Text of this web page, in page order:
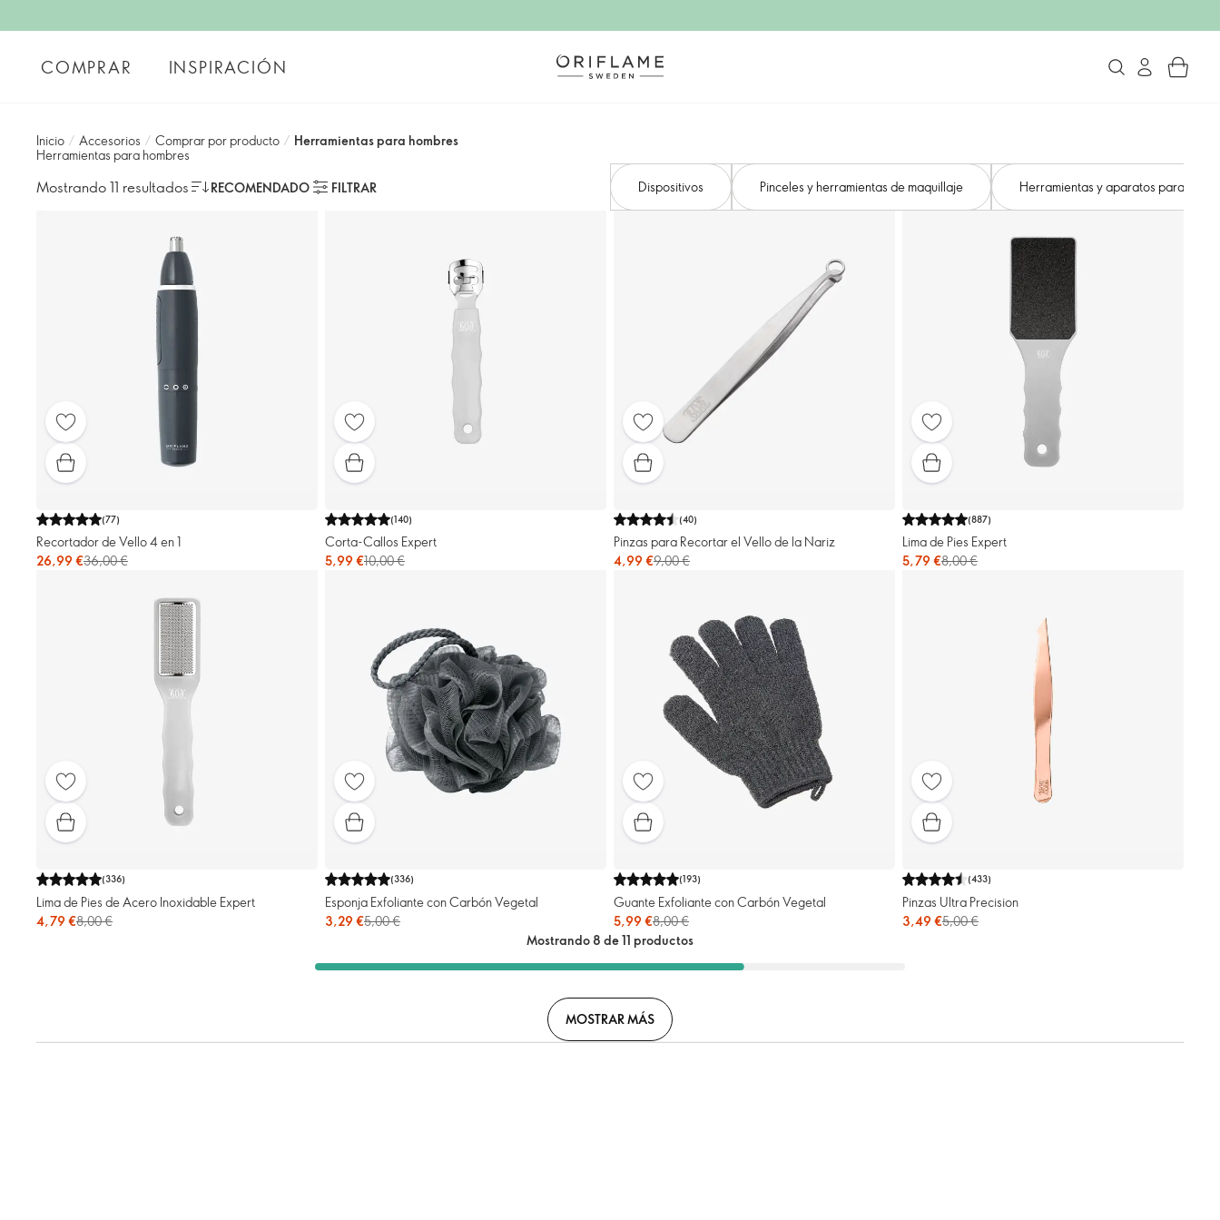
COMPRAR INSPIRACIÓN
Inicio / Accesorios / Comprar por producto / Herramientas para hombres​
Herramientas para hombres​
Mostrando 11 resultados RECOMENDADO FILTRAR Dispositivos Pinceles y herramientas de maquillaje Herramientas y aparatos para el
(77)
Recortador de Vello 4 en 1
26,99 €36,00 €
(140)
Corta-Callos Expert
5,99 €10,00 €
(40)
Pinzas para Recortar el Vello de la Nariz
4,99 €9,00 €
(887)
Lima de Pies Expert
5,79 €8,00 €
(336)
Lima de Pies de Acero Inoxidable Expert
4,79 €8,00 €
(336)
Esponja Exfoliante con Carbón Vegetal
3,29 €5,00 €
(193)
Guante Exfoliante con Carbón Vegetal
5,99 €8,00 €
(433)
Pinzas Ultra Precision
3,49 €5,00 €
Mostrando 8 de 11 productos
MOSTRAR MÁS